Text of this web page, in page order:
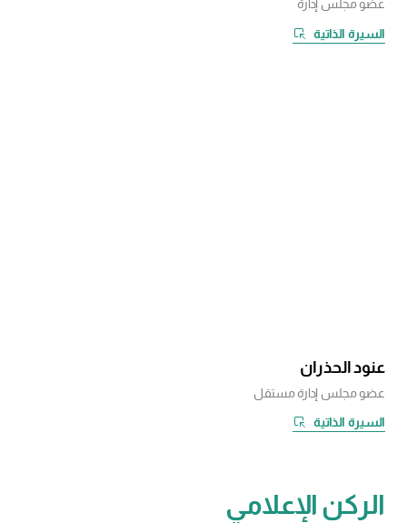
عضو مجلس إدارة
السيرة الذاتية
عنود الحذران
عضو مجلس إدارة مستقل
السيرة الذاتية
الركن الإعلامي